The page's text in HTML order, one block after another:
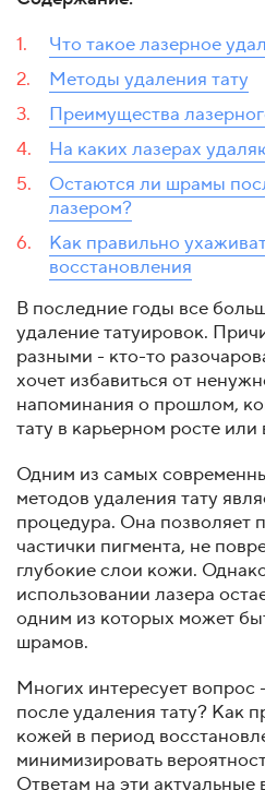
Что такое лазерное
Методы удаления тату
Преимущества
На каких лазерах
Остаются ли шрамы
лазером?
Как правильно
восстановления
В последние годы все
удаление татуировок.
разными - кто-то
хочет избавиться от
напоминания о прошлом,
тату в карьерном росте
Одним из самых
методов удаления тату
процедура. Она позволяет
частички пигмента, не
глубокие слои кожи.
использовании лазера
одним из которых может
шрамов.
Многих интересует
после удаления тату? Как
кожей в период
минимизировать
Ответам на эти